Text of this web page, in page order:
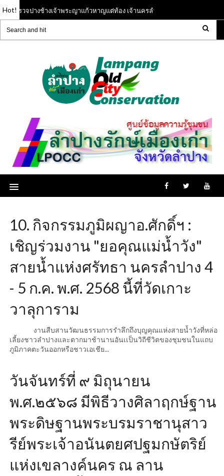
Hot!
ารสำรวจปางช้างเจ้าพระญาแก้วหาญแต่ท้อง เจ้านครลำปาง ( พ.ศ.๑๙๘๕ - ๒๐๐๐
10. กิจกรรมภูมิผญาอ.ศักดิ์ฯ :
เชิญร่วมงาน "ยอคุณแม่น้ำวัง"
สายน้ำแห่งศรัทธา นครลำปาง 4
- 5 ก.ค. พ.ศ. 2568 นี้ที่วัดเกาะ
วาลุการาม
งานสืบสานวัฒนธรรมการรำลึกถึงบุญคุณแห่งสายน้ำวังที่หล่อ
เลี้ยงชาวลำปางและตากมาช้านานอันเเป็นวิถีชีวิตของชุมชนในแถบ
ภูมิภาคตะวันออกหรือชาวเอเชีย...
วันจันทร์ที่ ๙ มิถุนายน
พ.ศ.๒๕๖๘ มีพิธีวางศิลาฤกษ์ฐาน
พระดิษฐานพระบรมราชานุสาว
รีย์พระเจ้าอนันตยศปฐมกษัตริย์
แห่งเขลางค์นคร ณ ลาน